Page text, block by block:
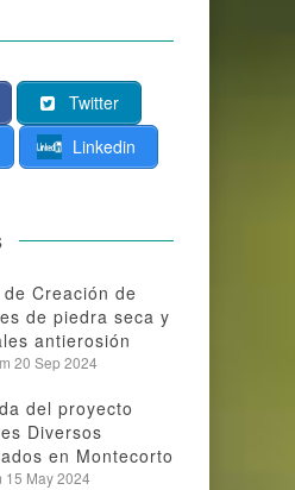
Twitter
Linkedin
Creación de
de piedra seca y
antierosión
20 Sep 2024
del proyecto
Diversos
en Montecorto
15 May 2024